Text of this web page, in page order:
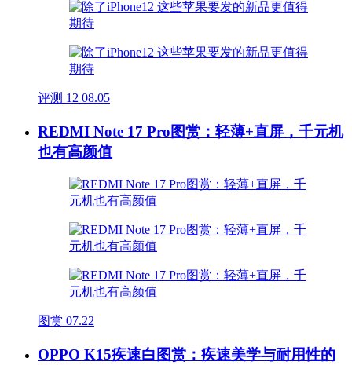
评测 12 08.05
REDMI Note 17 Pro图赏：轻薄+直屏，千元机
也有高颜值
图赏 07.22
OPPO K15疾速白图赏：疾速美学与耐用性的